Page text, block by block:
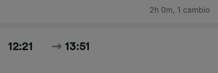
2h 0m, 1 cambio
12:21 13:51